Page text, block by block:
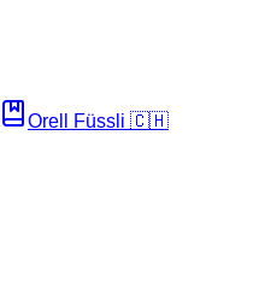
Orell Füssli 🇨🇭